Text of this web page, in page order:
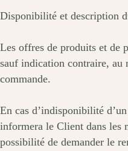
Disponibilité et description
Les offres de produits et de
sauf indication contraire, au
commande.
En cas d’indisponibilité
informera le Client dans
possibilité de demander le